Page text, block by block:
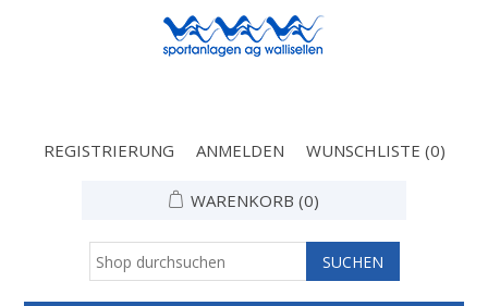
REGISTRIERUNG ANMELDEN WUNSCHLISTE (0)
WARENKORB (0)